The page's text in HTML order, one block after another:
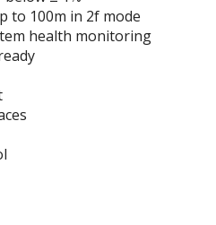
to 100m in 2f mode
health monitoring